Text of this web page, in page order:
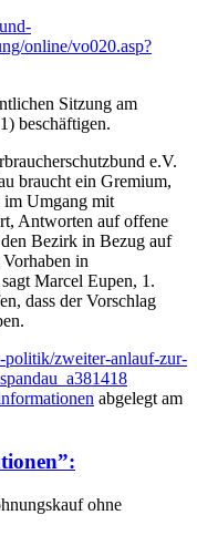
online/vo020.asp?
Sitzung am
beschäftigen.
e.V.
braucht ein Gremium,
im Umgang mit
Antworten auf offene
Bezirk in Bezug auf
in
Marcel Eupen, 1.
dass der Vorschlag
politik/zweiter-anlauf-zur-
abgelegt am
ohne